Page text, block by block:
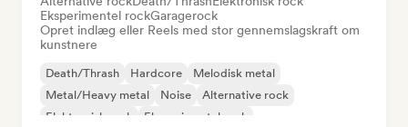
Eksperimentel rockGaragerock
Opret indlæg eller Reels med stor gennemslagskraft om
kunstnere
Death/Thrash Hardcore
Melodisk metal
Metal/Heavy metal
Noise
Alternative rock
Elektronisk rock
Eksperimentel rock